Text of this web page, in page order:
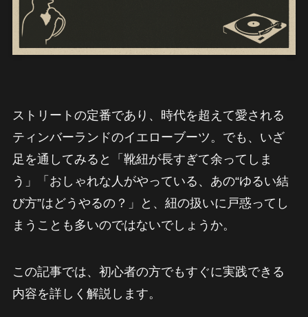
ストリートの定番であり、時代を超えて愛される
ティンバーランドのイエローブーツ。でも、いざ
足を通してみると「靴紐が長すぎて余ってしま
う」「おしゃれな人がやっている、あの“ゆるい結
び方”はどうやるの？」と、紐の扱いに戸惑ってし
まうことも多いのではないでしょうか。
この記事では、初心者の方でもすぐに実践できる
内容を詳しく解説します。